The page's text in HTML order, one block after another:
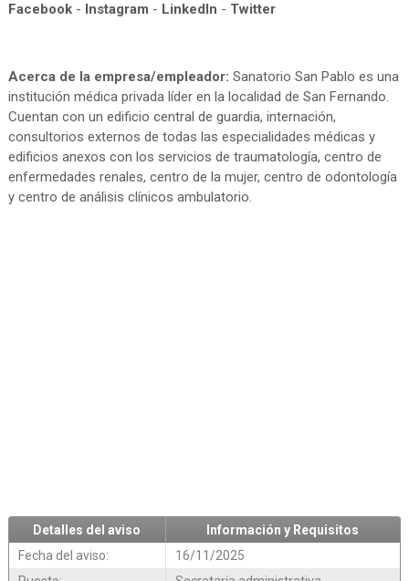
Facebook- Instagram - LinkedIn - Twitter
Acerca de la empresa/empleador: Sanatorio San Pablo es una
institución médica privada líder en la localidad de San Fernando.
Cuentan con un edificio central de guardia, internación,
consultorios externos de todas las especialidades médicas y
edificios anexos con los servicios de traumatología, centro de
enfermedades renales, centro de la mujer, centro de odontología
y centro de análisis clínicos ambulatorio.
Detalles del aviso
Información y Requisitos
Fecha del aviso:
16/11/2025